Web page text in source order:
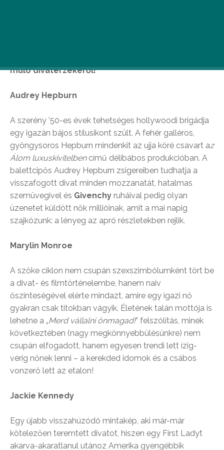
múló divatérzékéről!
Audrey Hepburn
A szerény ’50-es évek tehetséges hollywoodi brigádja
egy igazán bájos stílusikont szült. A fehér galléros,
gyöngysoros Hepburn mindenkit az ujja köré csavart az
Álom luxuskivitelbencímű délibábos produkcióban. A
balettcipős Audrey Hepburn zsigereiben tudhatja a
visszafogott divat minden mozzanatát, hatalmas
szemüvegivel és Givenchy ruháival pedig olyan
üzenetet küldött nők millióinak, amit a mai napig
szajkózunk: a lényeg az apró részletekben rejlik.
Marylin Monroe
A szőke ciklon nem csupán szexszimbólumként tört be
a divat- és filmtörténelembe, hanem naiv
őszinteségével elérte mindazt, amire egy igazi nő
gyakran csak titokban vágyik. Életének talán mottója is
lehetne a „Merd vállalni önmagad!” felszólítás, minek
következtében (nagy megkönnyebbülésünkre) nem
csupán elfogadott, hanem egyesen trendi lett ízig-
vérig nőnek lenni – a kerekded idomok és a csábos
vonzerő lett az etalon!
Jackie Kennedy
Egy újabb visszahúzódó mintakép, aki már-már
kötelezően teremtett divatot, hiszen egy First Ladyt
akarva-akaratlanul utánoz Amerika gyengébbik